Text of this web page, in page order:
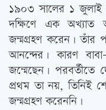
১৯০৩ সালের ১ জুলাই
দক্ষিণে এক অখ্যাত
জন্মগ্রহণ করেন। তাঁর
আনন্দের। কারণ
জন্মেছেন। পরবর্তীতে
প্রথম তা নয়, তিনিই
জন্মগ্রহণ করেননি।